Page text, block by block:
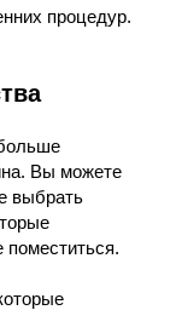
процедур.
Вы можете
выбрать
поместиться.